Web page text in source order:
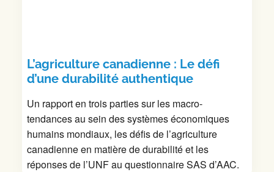
L’agriculture canadienne : Le défi
d’une durabilité authentique
Un rapport en trois parties sur les macro-
tendances au sein des systèmes économiques
humains mondiaux, les défis de l’agriculture
canadienne en matière de durabilité et les
réponses de l’UNF au questionnaire SAS d’AAC.